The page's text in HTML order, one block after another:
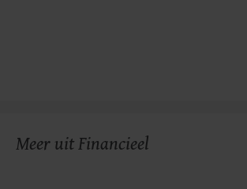
Meer uit Financieel